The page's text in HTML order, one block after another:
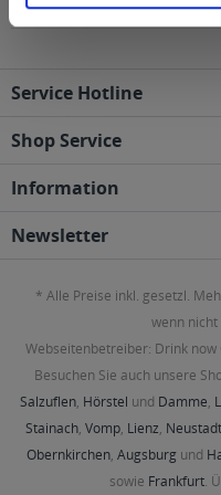
Service Hotline
Shop Service
Information
Newsletter
* Alle Preise inkl. gesetzl.
wenn
Webseitenbetreiber: Drink now
Besuchen Sie auch unsere
Salzuflen, Hörstel und Damme,
Stainach, Vomp, Lienz,
Obernkirchen, Augsburg und
sowie Frankfurt.